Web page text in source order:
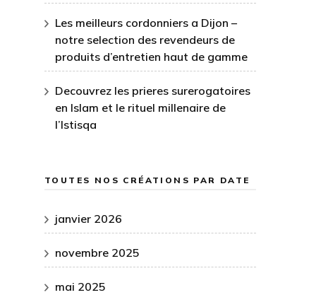
Les meilleurs cordonniers a Dijon –
notre selection des revendeurs de
produits d’entretien haut de gamme
Decouvrez les prieres surerogatoires
en Islam et le rituel millenaire de
l’Istisqa
TOUTES NOS CRÉATIONS PAR DATE
janvier 2026
novembre 2025
mai 2025